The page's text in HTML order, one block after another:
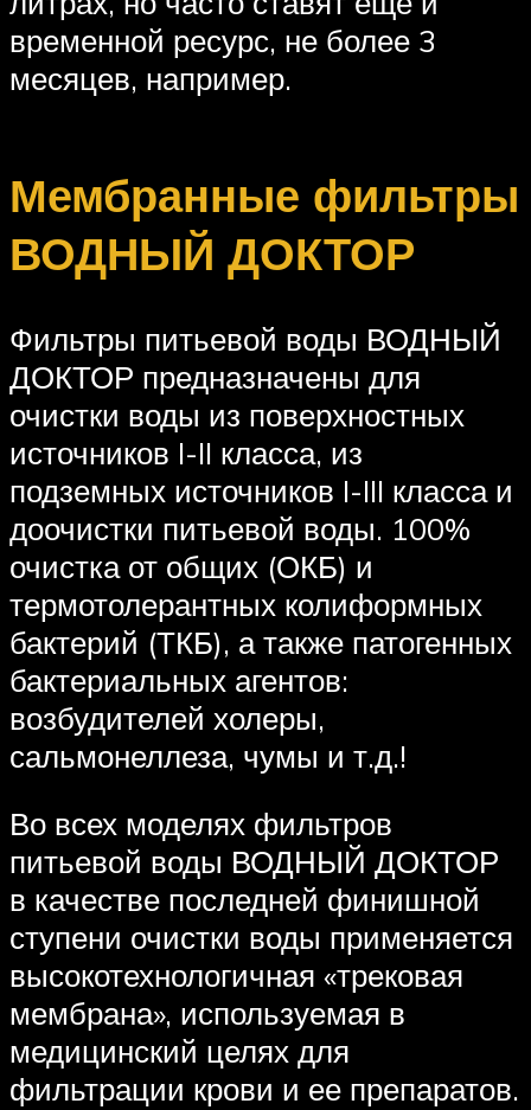
временной ресурс, не более 3
месяцев, например.
Мембранные фильтры
ВОДНЫЙ ДОКТОР
Фильтры питьевой воды ВОДНЫЙ
ДОКТОР предназначены для
очистки воды из поверхностных
источников I-II класса, из
подземных источников I-III класса и
доочистки питьевой воды. 100%
очистка от общих (ОКБ) и
термотолерантных колиформных
бактерий (ТКБ), а также патогенных
бактериальных агентов:
возбудителей холеры,
сальмонеллеза, чумы и т.д.!
Во всех моделях фильтров
питьевой воды ВОДНЫЙ ДОКТОР
в качестве последней финишной
ступени очистки воды применяется
высокотехнологичная «трековая
мембрана», используемая в
медицинский целях для
фильтрации крови и ее препаратов.